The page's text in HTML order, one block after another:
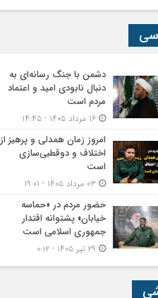
دشمن با جنگ رسانه‌ای به
دنبال نابودی امید و اعتماد
مردم است
امروز زمان همدلی و پرهیز از
اختلاف و دوقطبی‌سازی
است
حضور مردم در «حماسه
خیابان» پشتوانه اقتدار
جمهوری اسلامی است